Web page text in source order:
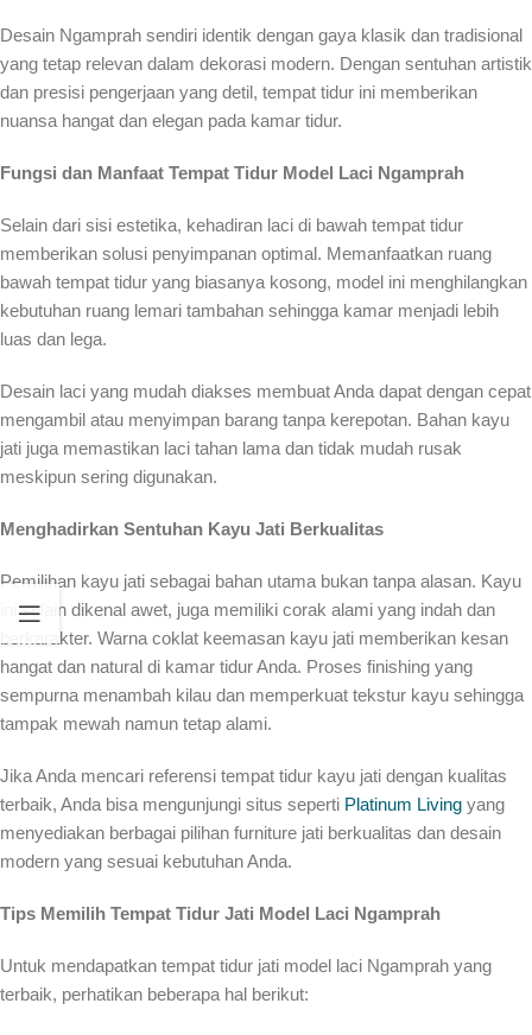
Desain Ngamprah sendiri identik dengan gaya klasik dan tradisional
yang tetap relevan dalam dekorasi modern. Dengan sentuhan artistik
dan presisi pengerjaan yang detil, tempat tidur ini memberikan
nuansa hangat dan elegan pada kamar tidur.
Fungsi dan Manfaat Tempat Tidur Model Laci Ngamprah
Selain dari sisi estetika, kehadiran laci di bawah tempat tidur
memberikan solusi penyimpanan optimal. Memanfaatkan ruang
bawah tempat tidur yang biasanya kosong, model ini menghilangkan
kebutuhan ruang lemari tambahan sehingga kamar menjadi lebih
luas dan lega.
Desain laci yang mudah diakses membuat Anda dapat dengan cepat
mengambil atau menyimpan barang tanpa kerepotan. Bahan kayu
jati juga memastikan laci tahan lama dan tidak mudah rusak
meskipun sering digunakan.
Menghadirkan Sentuhan Kayu Jati Berkualitas
Pemilihan kayu jati sebagai bahan utama bukan tanpa alasan. Kayu
ini selain dikenal awet, juga memiliki corak alami yang indah dan
berkarakter. Warna coklat keemasan kayu jati memberikan kesan
hangat dan natural di kamar tidur Anda. Proses finishing yang
sempurna menambah kilau dan memperkuat tekstur kayu sehingga
tampak mewah namun tetap alami.
Jika Anda mencari referensi tempat tidur kayu jati dengan kualitas
terbaik, Anda bisa mengunjungi situs seperti Platinum Living yang
menyediakan berbagai pilihan furniture jati berkualitas dan desain
modern yang sesuai kebutuhan Anda.
Tips Memilih Tempat Tidur Jati Model Laci Ngamprah
Untuk mendapatkan tempat tidur jati model laci Ngamprah yang
terbaik, perhatikan beberapa hal berikut: